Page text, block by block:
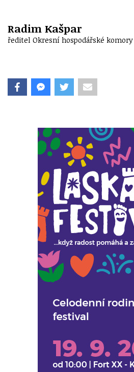
Radim Kašpar
ředitel Okresní hospodářské